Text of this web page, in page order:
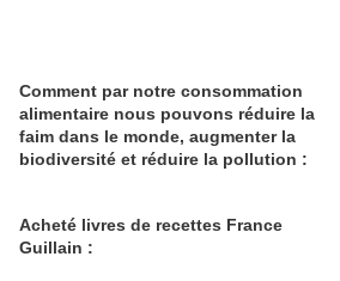
Comment par notre consommation
alimentaire nous pouvons réduire la
faim dans le monde, augmenter la
biodiversité et réduire la pollution :
Acheté livres de recettes France
Guillain :